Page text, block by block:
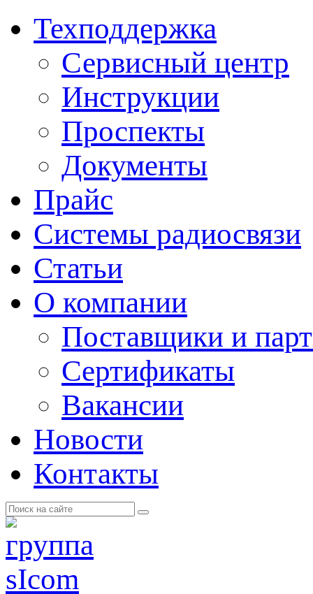
Техподдержка
Сервисный центр
Инструкции
Проспекты
Документы
Прайс
Системы радиосвязи
Статьи
О компании
Поставщики и
Cертификаты
Вакансии
Новости
Контакты